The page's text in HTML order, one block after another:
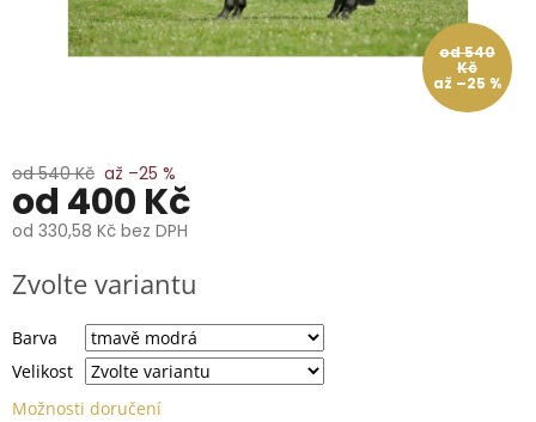
Značky
Přihlášení
od 540
Kč
až –25 %
od 540 Kč až –25 %
od 400 Kč
od 330,58 Kč bez DPH
cena:
Zvolte variantu
Barva
Velikost
Možnosti doručení